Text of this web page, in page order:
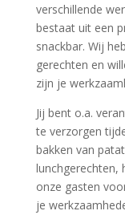
verschillende
bestaat uit een
snackbar. Wij
gerechten en
zijn je
Jij bent o.a.
te verzorgen
bakken van
lunchgerechten,
onze gasten
je